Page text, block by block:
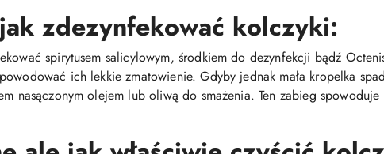
zdezynfekować kolczyki:
spirytusem salicylowym, środkiem do dezynfekcji bądź
ich lekkie zmatowienie. Gdyby jednak mała kropelka
nasączonym olejem lub oliwą do smażenia. Ten zabieg